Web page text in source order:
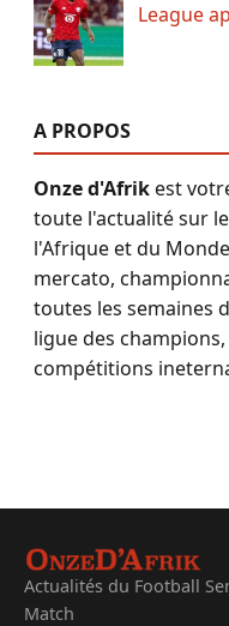
League
A PROPOS
Onze d'Afrikest
toute l'actualité sur
l'Afrique et du
mercato,
toutes les semaines
ligue des
compétitions
Actualités du Football
Match